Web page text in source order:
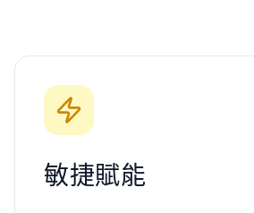
敏捷賦能